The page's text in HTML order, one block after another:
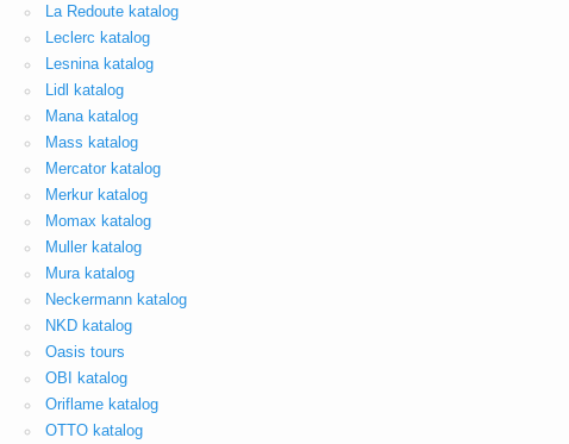
La Redoute katalog
Leclerc katalog
Lesnina katalog
Lidl katalog
Mana katalog
Mass katalog
Mercator katalog
Merkur katalog
Momax katalog
Muller katalog
Mura katalog
Neckermann katalog
NKD katalog
Oasis tours
OBI katalog
Oriflame katalog
OTTO katalog